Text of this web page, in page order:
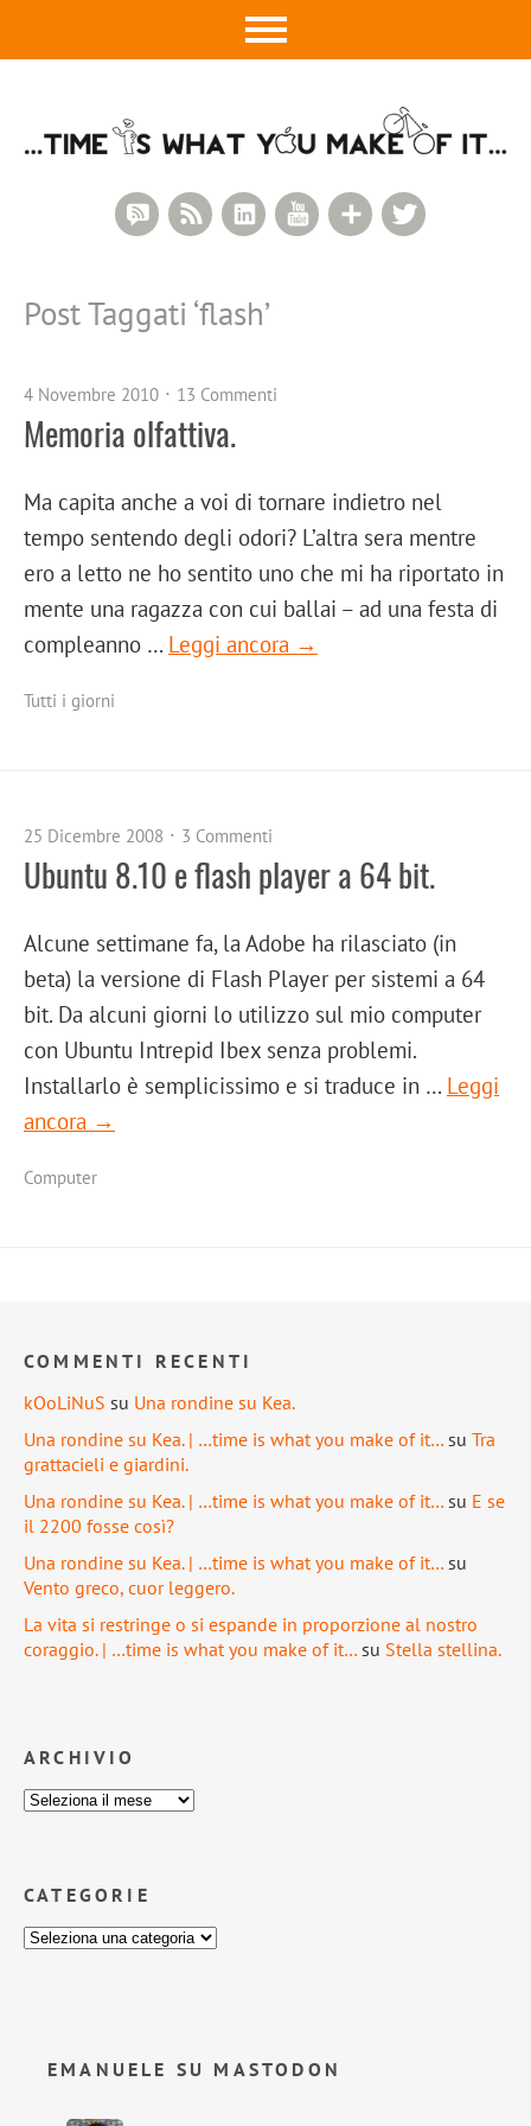
Google+
YouTube
LinkedIn
RSS Feed
RSS Comments
Post Taggati ‘flash’
4 Novembre 2010 13 Commenti
Memoria olfattiva.
Ma capita anche a voi di tornare indietro nel
tempo sentendo degli odori? L’altra sera mentre
ero a letto ne ho sentito uno che mi ha riportato in
mente una ragazza con cui ballai – ad una festa di
compleanno … Leggi ancora →
Tutti i giorni
25 Dicembre 2008 3 Commenti
Ubuntu 8.10 e flash player a 64 bit.
Alcune settimane fa, la Adobe ha rilasciato (in
beta) la versione di Flash Player per sistemi a 64
bit. Da alcuni giorni lo utilizzo sul mio computer
con Ubuntu Intrepid Ibex senza problemi.
Installarlo è semplicissimo e si traduce in … Leggi
ancora →
Computer
COMMENTI RECENTI
kOoLiNuS su Una rondine su Kea.
Una rondine su Kea. | …time is what you make of it… su Tra
grattacieli e giardini.
Una rondine su Kea. | …time is what you make of it… su E se
il 2200 fosse così?
Una rondine su Kea. | …time is what you make of it… su
Vento greco, cuor leggero.
La vita si restringe o si espande in proporzione al nostro
coraggio. | …time is what you make of it… su Stella stellina.
ARCHIVIO
CATEGORIE
EMANUELE SU MASTODON